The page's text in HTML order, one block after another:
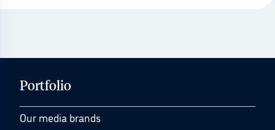
Portfolio
Our media brands